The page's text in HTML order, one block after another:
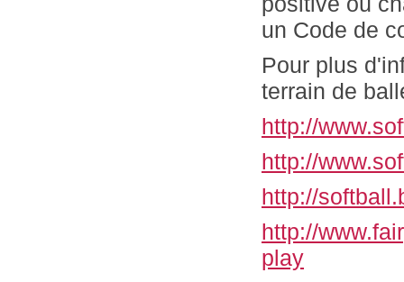
un Code de
Pour plus
terrain de
http://
http://
http://
http://
play